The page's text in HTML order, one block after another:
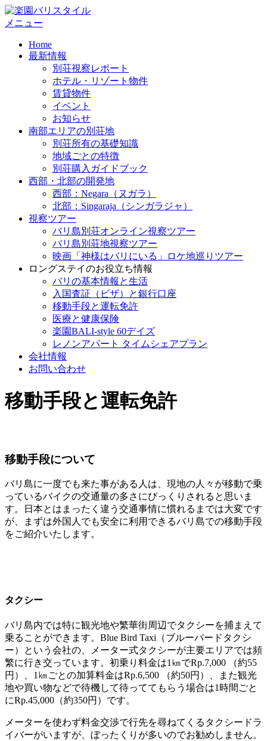
コ
ン
メニュー
Home
最新情報
別荘視察レポート
ホテル・リゾート物件
賃貸物件
イベント
お知らせ
南部エリアの別荘地
別荘所有の基礎知識
地域ごとの特徴
別荘購入ガイドブック
西部・北部の開発地
西部：Negara（ヌガラ）
北部：Singaraja（シンガラジャ）
視察ツアー
バリ島別荘オンライン視察ツアー
バリ島別荘地視察ツアー
映画「神様はバリにいる」ロケ地巡りツアー
ロングステイのお役立ち情報
バリの基本情報と生活
入国査証（ビザ）と銀行口座
移動手段と運転免許
医療と健康保険
楽園BALI-style 60デイズ
レノンアパート タイムシェアプラン
会社情報
お問い合わせ
移動手段と運転免許
移動手段について
バリ島に一度でも来た事がある人は、現地の人々が移動で乗
っているバイクの交通量の多さにびっくりされると思いま
す。日本とはまったく違う交通事情に慣れるまでは大変です
が、まずは外国人でも安全に利用できるバリ島での移動手段
をご紹介いたします。
タクシー
バリ島内では特に観光地や繁華街周辺でタクシーを捕まえて
乗ることができます。Blue Bird Taxi（ブルーバードタクシ
ー）という会社の、メーター式タクシーが主要エリアでは頻
繁に行き交っています。初乗り料金は1㎞でRp.7,000 （約55
円）、1㎞ごとの加算料金はRp.6,500 （約50円）、また観光
地や買い物などで待機して待っててもらう場合は1時間ごと
にRp.45,000（約350円）です。
メーターを使わず料金交渉で行先を尋ねてくるタクシードラ
イバーがいますが、ぼったくりが多いのでお勧めしません。